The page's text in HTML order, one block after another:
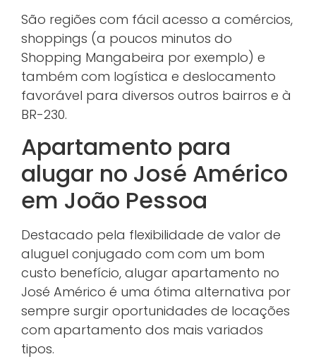
São regiões com fácil acesso a comércios,
shoppings (a poucos minutos do
Shopping Mangabeira por exemplo) e
também com logística e deslocamento
favorável para diversos outros bairros e à
BR-230.
Apartamento para
alugar no José Américo
em João Pessoa
Destacado pela flexibilidade de valor de
aluguel conjugado com com um bom
custo benefício, alugar apartamento no
José Américo é uma ótima alternativa por
sempre surgir oportunidades de locações
com apartamento dos mais variados
tipos.